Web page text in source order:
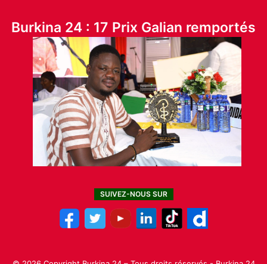
Burkina 24 : 17 Prix Galian remportés
SUIVEZ-NOUS SUR